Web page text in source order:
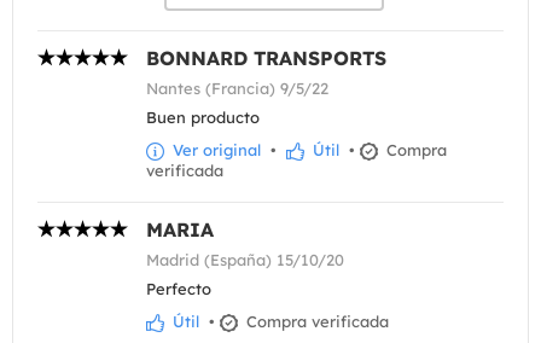
BONNARD TRANSPORTS
Nantes (Francia) 9/5/22
Buen producto
Ver original • Útil •
Compra
verificada
MARIA
Madrid (España) 15/10/20
Perfecto
Útil • Compra verificada